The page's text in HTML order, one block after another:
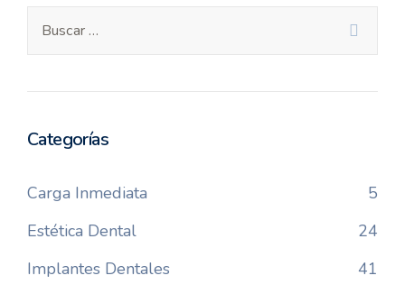
Categorías
Carga Inmediata
5
Estética Dental
24
Implantes Dentales
41